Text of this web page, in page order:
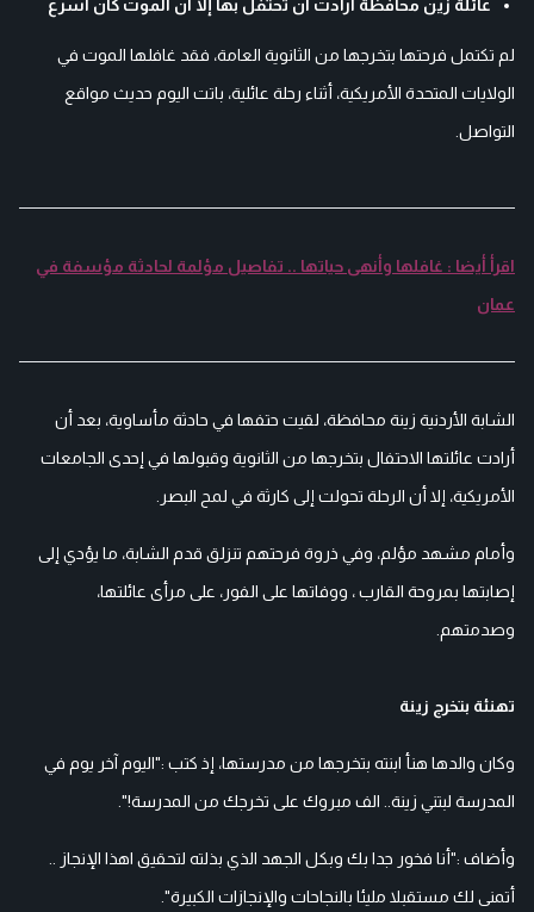
عائلة زين محافظة أرادت أن تحتفل بها إلا أن الموت كان أسرع
لم تكتمل فرحتها بتخرجها من الثانوية العامة، فقد غافلها الموت في
الولايات المتحدة الأمريكية، أثناء رحلة عائلية، باتت اليوم حديث مواقع
التواصل.
اقرأ أيضا : غافلها وأنهى حياتها .. تفاصيل مؤلمة لحادثة مؤسفة في
عمان
الشابة الأردنية زينة محافظة، لقيت حتفها في حادثة مأساوية، بعد أن
أرادت عائلتها الاحتفال بتخرجها من الثانوية وقبولها في إحدى الجامعات
الأمريكية، إلا أن الرحلة تحولت إلى كارثة في لمح البصر.
وأمام مشهد مؤلم، وفي ذروة فرحتهم تنزلق قدم الشابة، ما يؤدي إلى
إصابتها بمروحة القارب ، ووفاتها على الفور، على مرأى عائلتها،
وصدمتهم.
تهنئة بتخرج زينة
وكان والدها هنأ ابنته بتخرجها من مدرستها، إذ كتب :"اليوم آخر يوم في
المدرسة لبتني زينة.. الف مبروك على تخرجك من المدرسة!".
وأضاف :"أنا فخور جدا بك وبكل الجهد الذي بذلته لتحقيق اهذا الإنجاز ..
أتمنى لك مستقبلا مليئا بالنجاحات والإنجازات الكبيرة".